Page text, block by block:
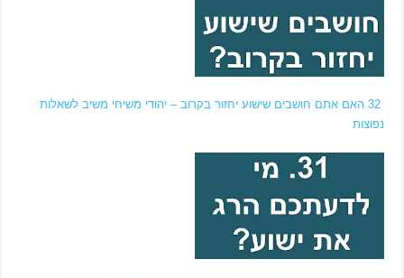
32 האם אתם חושבים שישוע יחזור בקרוב – יהודי משיחי משיב לשאלות
נפוצות